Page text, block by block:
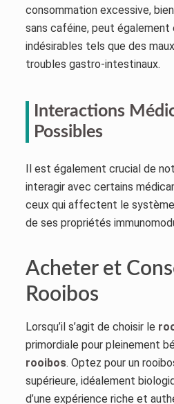
consommation excessive,
sans caféine, peut
indésirables tels que des
troubles gastro-intestinaux.
Interactions
Possibles
Il est également crucial de
interagir avec certains
ceux qui affectent le système
de ses propriétés
Acheter et
Rooibos
Lorsqu’il s’agit de choisir le
primordiale pour pleinement
rooibos. Optez pour un
supérieure, idéalement
d’une expérience riche et